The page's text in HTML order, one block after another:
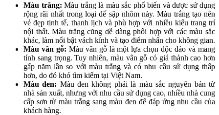
Màu trắng: Màu trắng là màu sắc phổ biến và được sử dụng
rộng rãi nhất trong loại đế sập nhôm này. Màu trắng tạo nên
vẻ đẹp tinh tế, thanh lịch và phù hợp với nhiều kiểu trang trí
nội thất. Màu trắng cũng dễ dàng phối hợp với các màu sắc
khác, làm nổi bật vách kính và tạo điểm nhấn cho không gian.
Màu vân gỗ: Màu vân gỗ là một lựa chọn độc đáo và mang
tính sang trọng. Tuy nhiên, màu vân gỗ có giá thành cao hơn
gấp năm lần so với màu trắng và có nhu cầu sử dụng thấp
hơn, do đó khó tìm kiếm tại Việt Nam.
Màu đen: Màu đen không phải là màu sắc nguyên bản từ
nhà sản xuất, nhưng với nhu cầu sử dụng cao, nhiều nhà cung
cấp sơn từ màu trắng sang màu đen để đáp ứng nhu cầu của
khách hàng.